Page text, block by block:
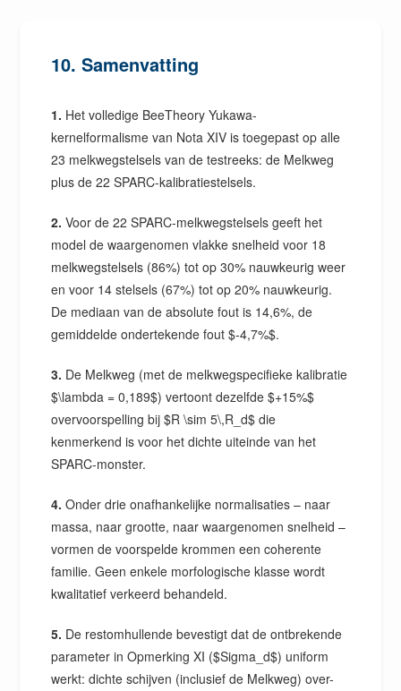
10. Samenvatting
1. Het volledige BeeTheory Yukawa-
kernelformalisme van Nota XIV is toegepast op alle
23 melkwegstelsels van de testreeks: de Melkweg
plus de 22 SPARC-kalibratiestelsels.
2. Voor de 22 SPARC-melkwegstelsels geeft het
model de waargenomen vlakke snelheid voor 18
melkwegstelsels (86%) tot op 30% nauwkeurig weer
en voor 14 stelsels (67%) tot op 20% nauwkeurig.
De mediaan van de absolute fout is 14,6%, de
gemiddelde ondertekende fout $-4,7%$.
3. De Melkweg (met de melkwegspecifieke kalibratie
$\lambda = 0,189$) vertoont dezelfde $+15%$
overvoorspelling bij $R \sim 5\,R_d$ die
kenmerkend is voor het dichte uiteinde van het
SPARC-monster.
4. Onder drie onafhankelijke normalisaties – naar
massa, naar grootte, naar waargenomen snelheid –
vormen de voorspelde krommen een coherente
familie. Geen enkele morfologische klasse wordt
kwalitatief verkeerd behandeld.
5. De restomhullende bevestigt dat de ontbrekende
parameter in Opmerking XI ($Sigma_d$) uniform
werkt: dichte schijven (inclusief de Melkweg) over-